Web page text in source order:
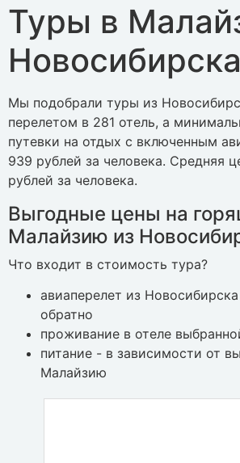
Туры в
Новосибирска
Мы подобрали туры из
перелетом в 281 отель, а
путевки на отдых с включенным
939 рублей за человека. Средняя
рублей за человека.
Выгодные цены на
Малайзию из
Что входит в стоимость тура?
авиаперелет из
обратно
проживание в отеле
питание - в зависимости от
Малайзию